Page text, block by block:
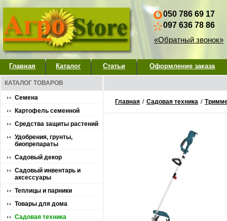
050 786 69 17
097 636 78 86
«Обратный звонок»
Главная Каталог Статьи Оформление заказа
КАТАЛОГ ТОВАРОВ
Семена
Картофель семенной
Средства защиты растений
Удобрения, грунты,
биопрепараты
Садовый декор
Садовый инвентарь и
аксессуары
Теплицы и парники
Товары для дома
Садовая техника
Главная / Садовая техника /